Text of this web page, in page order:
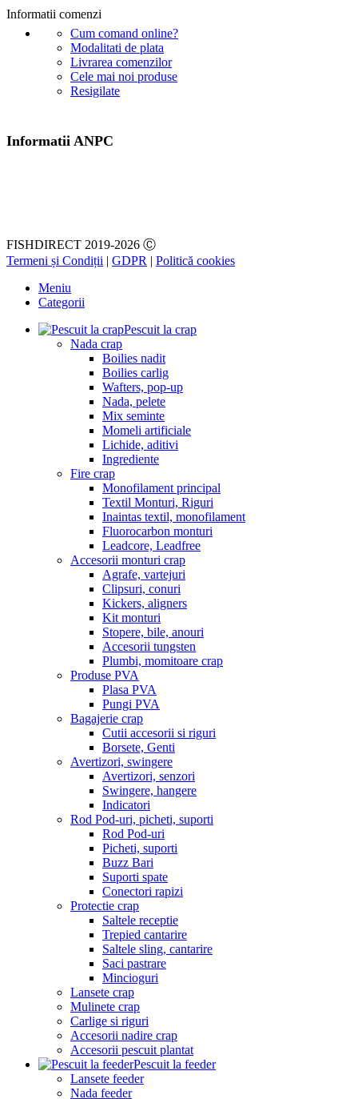
Informatii comenzi
Cum comand online?
Modalitati de plata
Livrarea comenzilor
Cele mai noi produse
Resigilate
Informatii ANPC
FISHDIRECT 2019-2026 Ⓒ
Termeni și Condiții
GDPR
Politică cookies
Meniu
Categorii
Pescuit la crap
Nada crap
Boilies nadit
Boilies carlig
Wafters, pop-up
Nada, pelete
Mix seminte
Momeli artificiale
Lichide, aditivi
Ingrediente
Fire crap
Monofilament principal
Textil Monturi, Riguri
Inaintas textil, monofilament
Fluorocarbon monturi
Leadcore, Leadfree
Accesorii monturi crap
Agrafe, vartejuri
Clipsuri, conuri
Kickers, aligners
Kit monturi
Stopere, bile, anouri
Accesorii tungsten
Plumbi, momitoare crap
Produse PVA
Plasa PVA
Pungi PVA
Bagajerie crap
Cutii accesorii si riguri
Borsete, Genti
Avertizori, swingere
Avertizori, senzori
Swingere, hangere
Indicatori
Rod Pod-uri, picheti, suporti
Rod Pod-uri
Picheti, suporti
Buzz Bari
Suporti spate
Conectori rapizi
Protectie crap
Saltele receptie
Trepied cantarire
Saltele sling, cantarire
Saci pastrare
Mincioguri
Lansete crap
Mulinete crap
Carlige si riguri
Accesorii nadire crap
Accesorii pescuit plantat
Pescuit la feeder
Lansete feeder
Nada feeder